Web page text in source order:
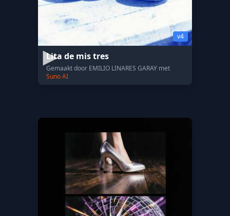
v4
Lita de mis tres
Gemaakt door EMILIO LINARES GARAY met
Suno AI